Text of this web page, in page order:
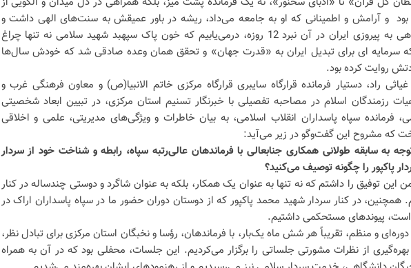
بود و آرامش و اطمینانی که او به جامعه می‌داد، ریشه در باور عمیقش به سنت‌های الهی داشت و
امروز با نگاهی به پیروزی ایران در آن نبرد 12 روزه، درمی‌یابیم که خون پاک سپهبد شهید سلامی نه تنها چراغ
سرمایه ای برای تبدیل ایران به «قدرت جهان» و تحقق همان وعده صادقی شد که خودش سال‌ها
روایت کرده بود.
راد، دستیار فرمانده قرارگاه سایبری قرارگاه مرکزی خاتم الانبیا(ص) و معاون فرهنگی غرب و
رزمندگان اسلام در مصاحبه تفصیلی با خبرنگار تسنیم استان مرکزی، در تبیین ابعاد شخصیتی
فرمانده سپاه پاسداران انقلاب اسلامی، به بیان خاطرات و ویژگی‌های مدیریتی، علمی و اخلاقی
که مشروح این گفت‌وگو در زیر می‌آید:
به سابقه طولانی همکاری جنابعالی با فرماندهان عالی‌رتبه سپاه، رابطه و شناخت خود از سردار
پاکپور را چگونه توصیف می‌کنید؟
این توفیق را داشتم که نه تنها به عنوان یک همکار، بلکه به عنوان شاگرد و دوستی چندساله در کنار
همچنین، در کنار سردار شهید محمد پاکپور که از دوستان دوران حضور ما در سپاه پاسداران اراک در
و منظم، تقریباً هر شش ماه یک‌بار، با فرماندهان، رؤسا و نخبگان استان مرکزی برای تبادل نظر،
از نظرات مشورتی جلساتی را برگزار می‌کردیم. این جلسات، محفلی بود که در آن به همراه